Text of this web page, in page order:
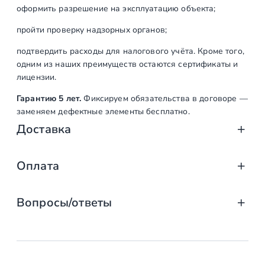
р
в
н
ы
й
I
I
4
оформить разрешение на эксплуатацию объекта;
пройти проверку надзорных органов;
подтвердить расходы для налогового учёта. Кроме того,
одним из наших преимуществ остаются сертификаты и
лицензии.
Гарантию 5 лет. Фиксируем обязательства в договоре —
заменяем дефектные элементы бесплатно.
Доставка
Доставка от «СтаирсПром»: аккуратно,
от упаковки на производстве до разгрузки на объекте.
Какие изделия мы доставляем
маршевые, винтовые, консольные и модульные
Оплата
Оплата услуг «СтаирсПром»: удобно,
Вопросы/ответы
Предусмотрена ли возможность